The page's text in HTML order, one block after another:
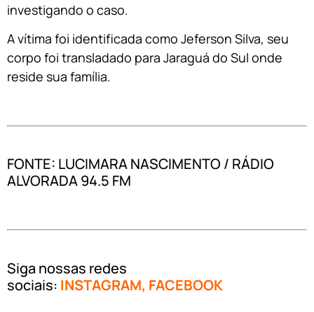
investigando o caso.
A vítima foi identificada como Jeferson Silva, seu
corpo foi transladado para Jaraguá do Sul onde
reside sua família.
FONTE: LUCIMARA NASCIMENTO / RÁDIO
ALVORADA 94.5 FM
Siga nossas redes
sociais: INSTAGRAM, FACEBOOK